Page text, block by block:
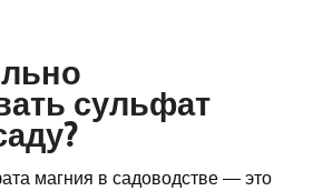
сульфат
магния в садоводстве — это